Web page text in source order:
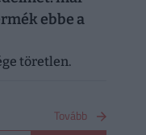
ebbe a
töretlen.
Tovább